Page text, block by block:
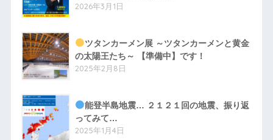
2026年3月1日
ツタンカーメン展 ～ツタンカーメンと黄金
の太陽王たち～ 【準備中】です！
2025年2月8日
能登半島地震… ２１２１回の地震、振り返
ってみて…
2025年1月4日